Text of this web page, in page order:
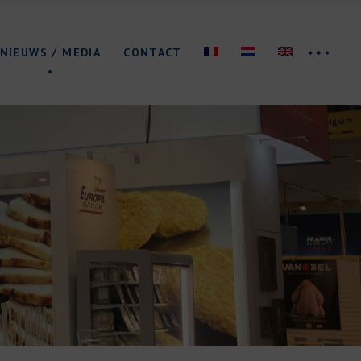
NIEUWS / MEDIA
Brochure/Logo
CONTACT
Beurzen
Brochure/Logo